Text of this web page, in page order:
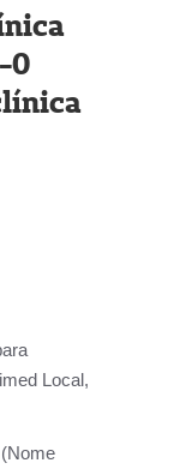
0
Local,